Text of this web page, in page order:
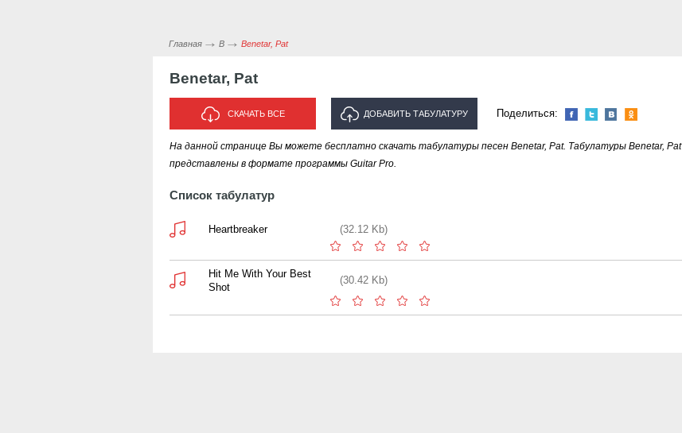
Главная B Benetar, Pat
Benetar, Pat
СКАЧАТЬ ВСЕ ДОБАВИТЬ ТАБУЛАТУРУ
ИСПОЛНИТЕЛЯ "BENETAR, PAT"
Поделиться:
На данной странице Вы можете бесплатно скачать табулатуры песен Benetar, Pat. Табулатуры Benetar, Pat
представлены в формате программы Guitar Pro.
Список табулатур
Heartbreaker (32.12 Kb)
Hit Me With Your Best
Shot
(30.42 Kb)